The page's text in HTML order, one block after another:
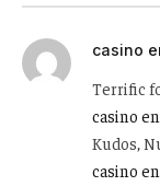
casino
Terrific
casino
Kudos,
casino